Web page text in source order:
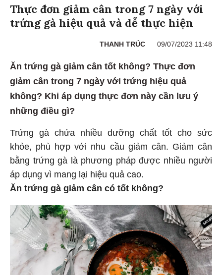
Thực đơn giảm cân trong 7 ngày với
trứng gà hiệu quả và dễ thực hiện
THANH TRÚC 09/07/2023 11:48
Ăn trứng gà giảm cân tốt không? Thực đơn
giảm cân trong 7 ngày với trứng hiệu quả
không? Khi áp dụng thực đơn này cần lưu ý
những điều gì?
Trứng gà chứa nhiều dưỡng chất tốt cho sức
khỏe, phù hợp với nhu cầu giảm cân. Giảm cân
bằng trứng gà là phương pháp được nhiều người
áp dụng vì mang lại hiệu quả cao.
Ăn trứng gà giảm cân có tốt không?